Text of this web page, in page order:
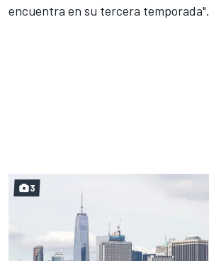
encuentra en su tercera temporada".
3